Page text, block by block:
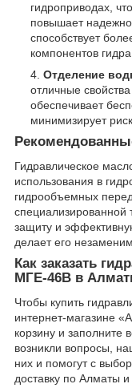
гидроприводах,
повышает
способствует
компонентов
Отделение
отличные
обеспечивает
минимизирует
Гидравлическое
использования в
гидрообъемных
специализированной
защиту и
делает его
Как заказать
МГЕ-46В в
Чтобы купить
интернет-магазине
корзину и заполните
возникли вопросы,
них и помогут с
доставку по Алматы